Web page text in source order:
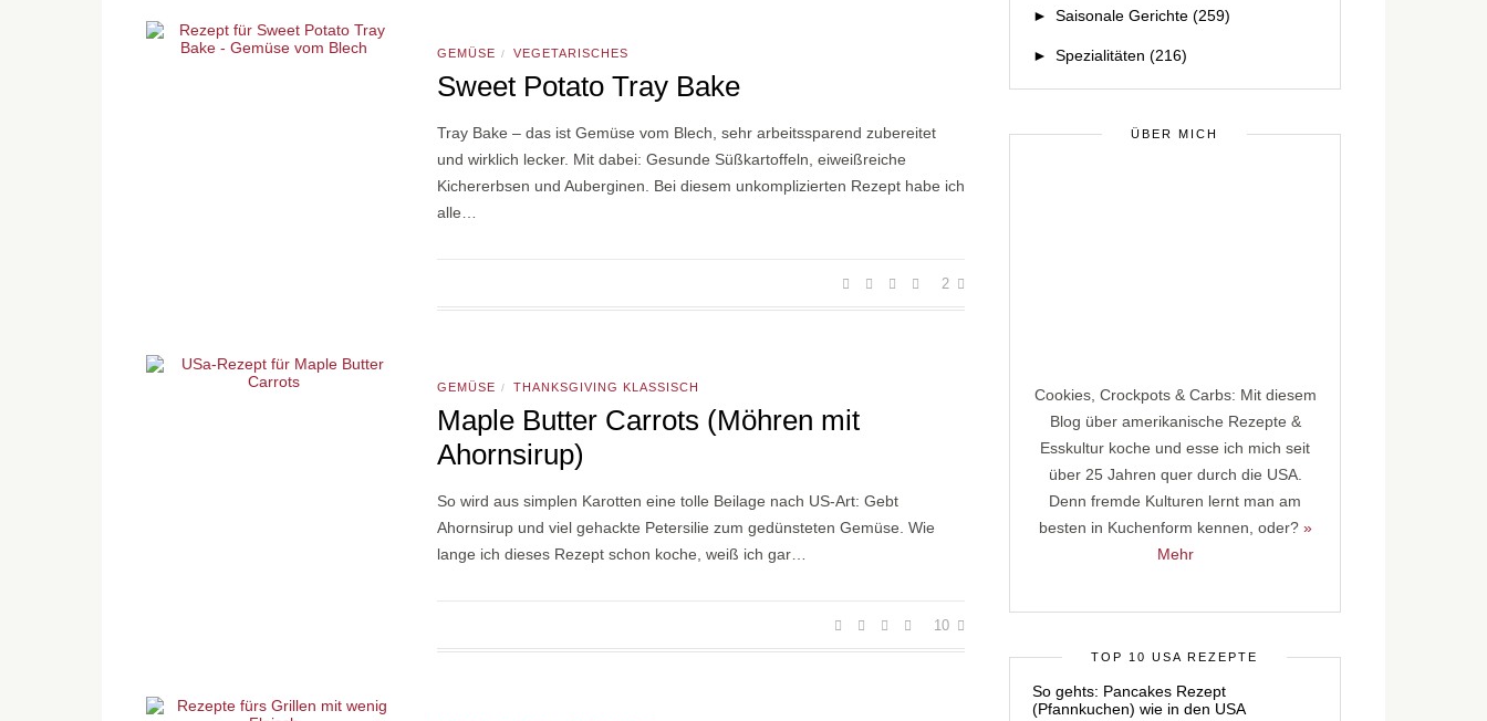
GEMÜSE / VEGETARISCHES
Sweet Potato Tray Bake
Tray Bake – das ist Gemüse vom Blech, sehr arbeitssparend zubereitet
und wirklich lecker. Mit dabei: Gesunde Süßkartoffeln, eiweißreiche
Kichererbsen und Auberginen. Bei diesem unkomplizierten Rezept habe ich
alle…
2
GEMÜSE / THANKSGIVING KLASSISCH
Maple Butter Carrots (Möhren mit
Ahornsirup)
So wird aus simplen Karotten eine tolle Beilage nach US-Art: Gebt
Ahornsirup und viel gehackte Petersilie zum gedünsteten Gemüse. Wie
lange ich dieses Rezept schon koche, weiß ich gar…
10
► Saisonale Gerichte (259)
► Spezialitäten (216)
ÜBER MICH
Cookies, Crockpots & Carbs: Mit diesem
Blog über amerikanische Rezepte &
Esskultur koche und esse ich mich seit
über 25 Jahren quer durch die USA.
Denn fremde Kulturen lernt man am
besten in Kuchenform kennen, oder? »
Mehr
TOP 10 USA REZEPTE
So gehts: Pancakes Rezept
(Pfannkuchen) wie in den USA